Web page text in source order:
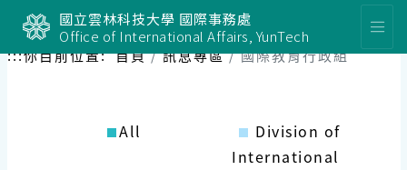
國立雲林科技大學 國際事務處
Office of International Affairs, YunTech
:::你目前位置:首頁 訊息專區 國際教育行政組
All
Division of
International